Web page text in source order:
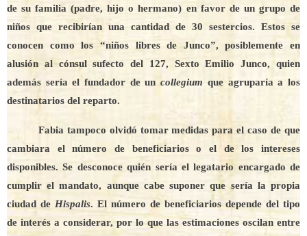
de su familia (padre, hijo o hermano) en favor de un grupo de
niños que recibirían una cantidad de 30 sestercios. Estos se
conocen como los “niños libres de Junco”, posiblemente en
alusión al cónsul sufecto del 127, Sexto Emilio Junco, quien
además sería el fundador de uncollegium que agruparía a los
destinatarios del reparto.
Fabia tampoco olvidó tomar medidas para el caso de que
cambiara el número de beneficiarios o el de los intereses
disponibles. Se desconoce quién sería el legatario encargado de
cumplir el mandato, aunque cabe suponer que sería la propia
ciudad de Hispalis. El número de beneficiarios depende del tipo
de interés a considerar, por lo que las estimaciones oscilan entre